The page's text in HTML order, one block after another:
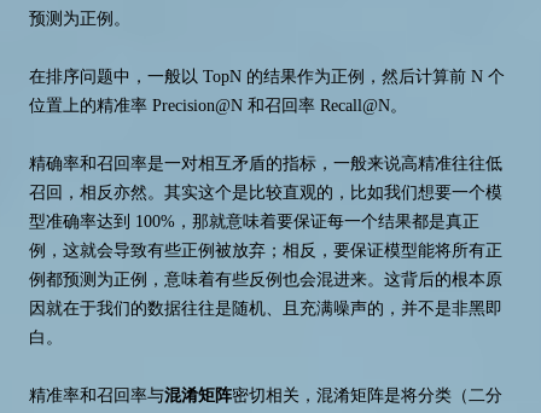
预测为正例。
在排序问题中，一般以 TopN 的结果作为正例，然后计算前 N 个
位置上的精准率 Precision@N 和召回率 Recall@N。
精确率和召回率是一对相互矛盾的指标，一般来说高精准往往低
召回，相反亦然。其实这个是比较直观的，比如我们想要一个模
型准确率达到 100%，那就意味着要保证每一个结果都是真正
例，这就会导致有些正例被放弃；相反，要保证模型能将所有正
例都预测为正例，意味着有些反例也会混进来。这背后的根本原
因就在于我们的数据往往是随机、且充满噪声的，并不是非黑即
白。
精准率和召回率与混淆矩阵密切相关，混淆矩阵是将分类（二分